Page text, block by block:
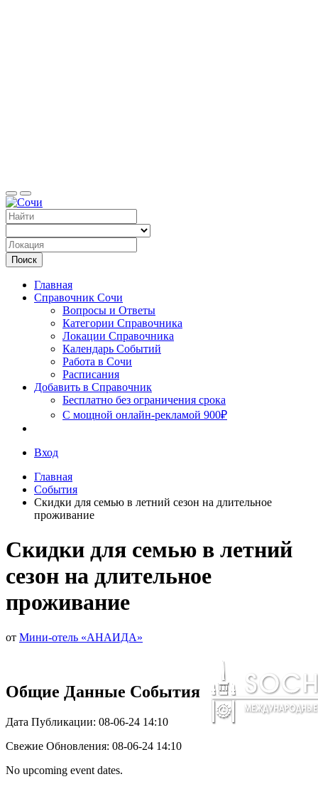
Сочи
Поиск
Главная
Справочник Сочи
Вопросы и Ответы
Категории Справочника
Локации Справочника
Календарь Событий
Работа в Сочи
Расписания
Добавить в Справочник
Бесплатно без ограничения срока
С мощной онлайн-рекламой 900₽
Вход
Главная
События
Скидки для семью в летний сезон на длительное
проживание
Скидки для семью в летний
сезон на длительное
проживание
от Мини-отель «АНАИДА»
Общие Данные События
Дата Публикации: 08-06-24 14:10
Свежие Обновления: 08-06-24 14:10
No upcoming event dates.